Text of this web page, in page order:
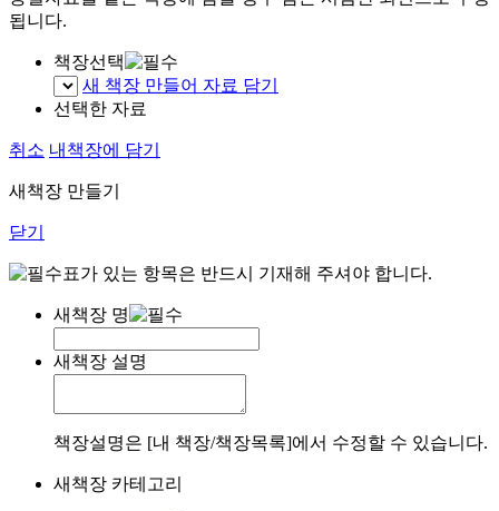
됩니다.
책장선택
새 책장 만들어 자료 담기
선택한 자료
취소 내책장에 담기
새책장 만들기
닫기
표가 있는 항목은 반드시 기재해 주셔야 합니다.
새책장 명
새책장 설명
책장설명은 [내 책장/책장목록]에서 수정할 수 있습니다.
새책장 카테고리